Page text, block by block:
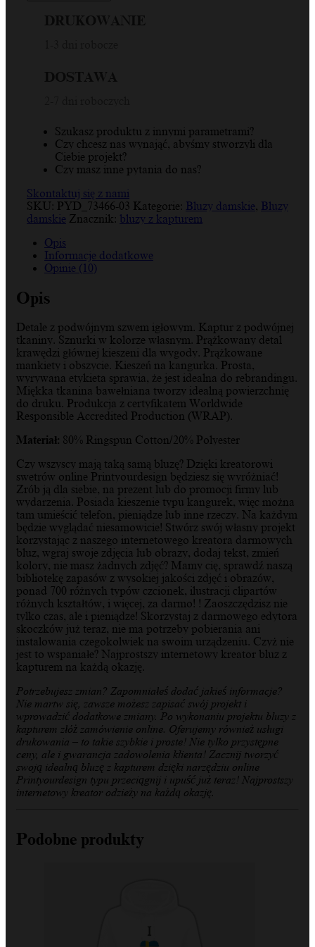
Szukasz produktu z innymi parametrami?
Czy chcesz nas wynająć, abyśmy stworzyli dla
Ciebie projekt?
Czy masz inne pytania do nas?
Skontaktuj się z nami
SKU: PYD_73466-03 Kategorie: Bluzy damskie, Bluzy
damskie Znacznik: bluzy z kapturem
Opis
Informacje dodatkowe
Opinie (10)
Opis
Detale z podwójnym szwem igłowym. Kaptur z podwójnej
tkaniny. Sznurki w kolorze własnym. Prążkowany detal
krawędzi głównej kieszeni dla wygody. Prążkowane
mankiety i obszycie. Kieszeń na kangurka. Prosta,
wyrywana etykieta sprawia, że jest idealna do rebrandingu.
Miękka tkanina bawełniana tworzy idealną powierzchnię
do druku. Produkcja z certyfikatem Worldwide
Responsible Accredited Production (WRAP).
Materiał: 80% Ringspun Cotton/20% Polyester
Czy wszyscy mają taką samą bluzę? Dzięki kreatorowi
swetrów online Printyourdesign będziesz się wyróżniać!
Zrób ją dla siebie, na prezent lub do promocji firmy lub
wydarzenia. Posiada kieszenie typu kangurek, więc można
tam umieścić telefon, pieniądze lub inne rzeczy. Na każdym
będzie wyglądać niesamowicie! Stwórz swój własny projekt
korzystając z naszego internetowego kreatora darmowych
bluz, wgraj swoje zdjęcia lub obrazy, dodaj tekst, zmień
kolory, nie masz żadnych zdjęć? Mamy cię, sprawdź naszą
bibliotekę zapasów z wysokiej jakości zdjęć i obrazów,
ponad 700 różnych typów czcionek, ilustracji clipartów
różnych kształtów, i więcej, za darmo! ! Zaoszczędzisz nie
tylko czas, ale i pieniądze! Skorzystaj z darmowego edytora
skoczków już teraz, nie ma potrzeby pobierania ani
instalowania czegokolwiek na swoim urządzeniu. Czyż nie
jest to wspaniałe? Najprostszy internetowy kreator bluz z
kapturem na każdą okazję.
Potrzebujesz zmian? Zapomniałeś dodać jakieś informacje?
Nie martw się, zawsze możesz zapisać swój projekt i
wprowadzić dodatkowe zmiany. Po wykonaniu projektu bluzy z
kapturem złóż zamówienie online. Oferujemy również usługi
drukowania – to takie szybkie i proste! Nie tylko przystępne
ceny, ale i gwarancja zadowolenia klienta! Zacznij tworzyć
swoją idealną bluzę z kapturem dzięki narzędziu online
Printyourdesign typu przeciągnij i upuść już teraz! Najprostszy
internetowy kreator odzieży na każdą okazję.
Podobne produkty